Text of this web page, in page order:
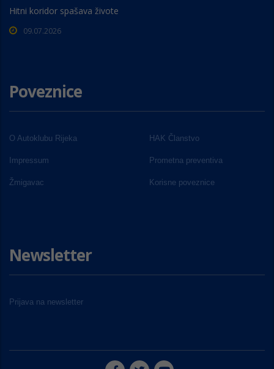
Hitni koridor spašava živote
09.07.2026
Poveznice
O Autoklubu Rijeka HAK Članstvo
Impressum Prometna preventiva
Žmigavac Korisne poveznice
Newsletter
Prijava na newsletter